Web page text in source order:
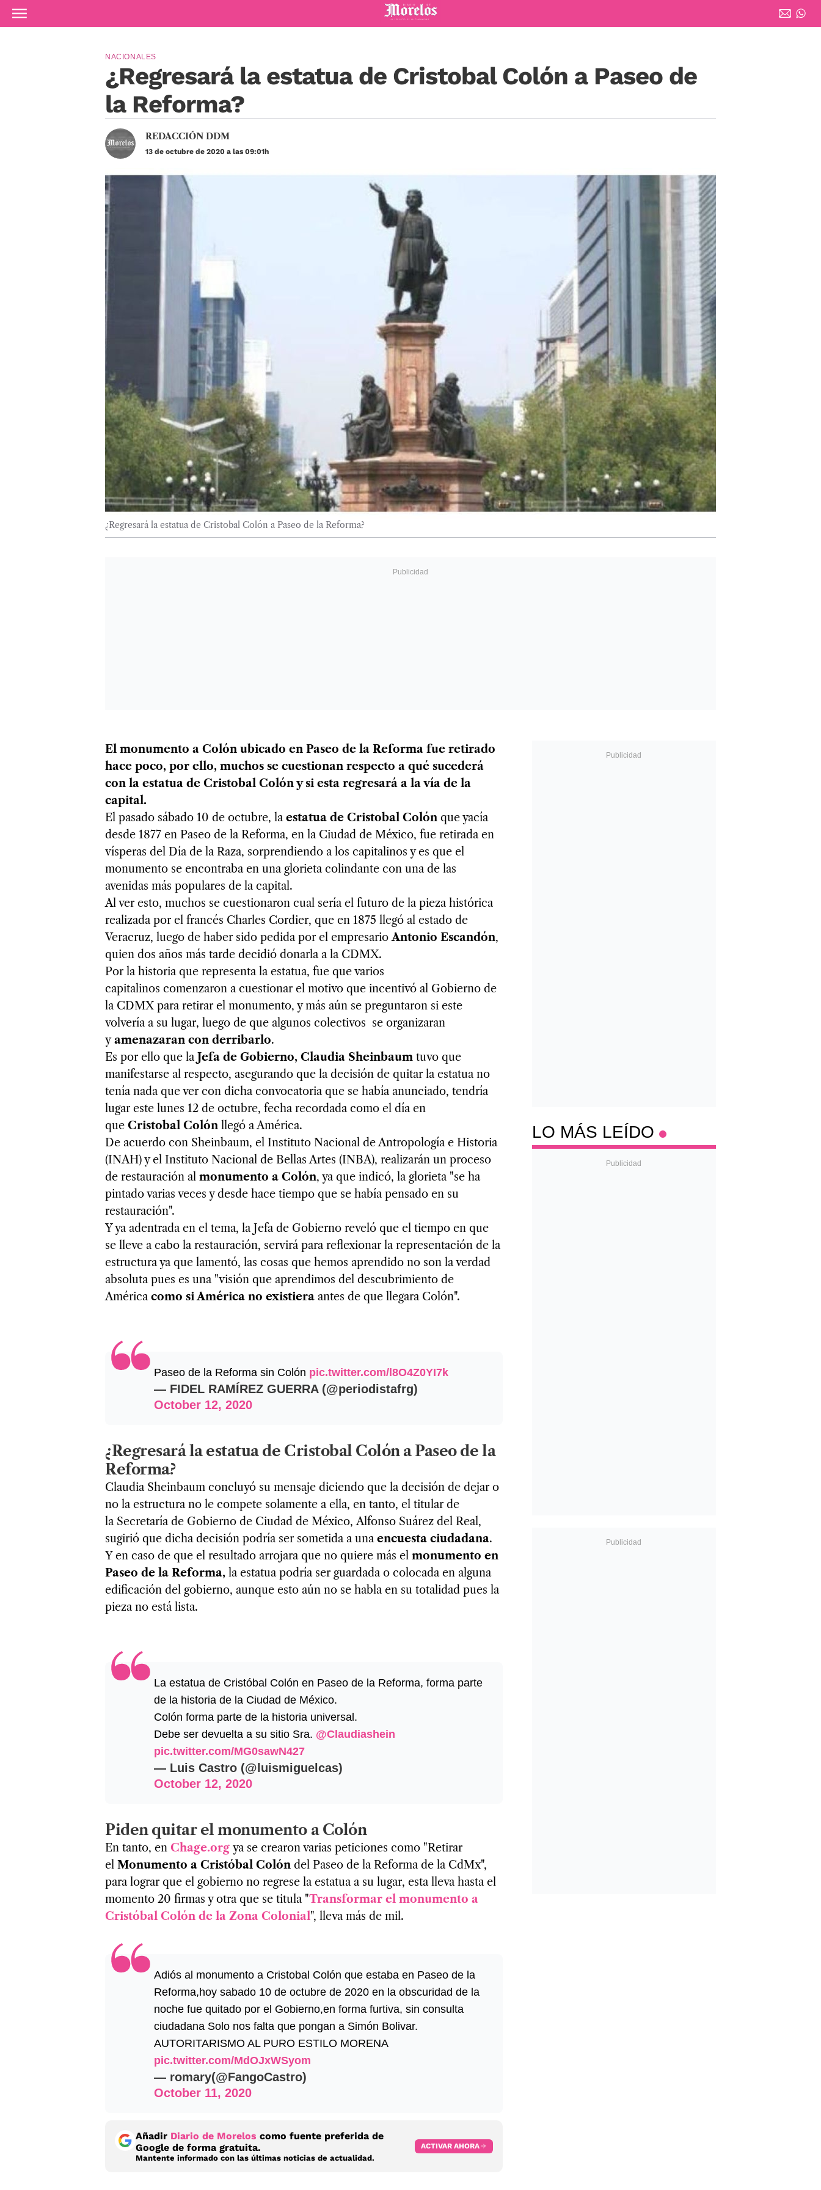
Ir al contenido principal
Diario de Morelos
¿Regresará la estatua de Cristobal Colón a Paseo de
la Reforma?
NACIONALES
REDACCIÓN DDM
13 de octubre de 2020 a las 09:01h
¿Regresará la estatua de Cristobal Colón a Paseo de la Reforma?
El monumento a Colón ubicado en Paseo de la Reforma fue retirado
hace poco, por ello, muchos se cuestionan respecto a qué sucederá
con la estatua de Cristobal Colón y si esta regresará a la vía de la
capital.
El pasado sábado 10 de octubre, la estatua de Cristobal Colón que yacía
desde 1877 en Paseo de la Reforma, en la Ciudad de México, fue retirada en
vísperas del Día de la Raza, sorprendiendo a los capitalinos y es que el
monumento se encontraba en una glorieta colindante con una de las
avenidas más populares de la capital.
Al ver esto, muchos se cuestionaron cual sería el futuro de la pieza histórica
realizada por el francés Charles Cordier, que en 1875 llegó al estado de
Veracruz, luego de haber sido pedida por el empresarioAntonio Escandón,
quien dos años más tarde decidió donarla a la CDMX.
Por la historia que representa la estatua, fue que varios
capitalinos comenzaron a cuestionar el motivo que incentivó al Gobierno de
la CDMX para retirar el monumento, y más aún se preguntaron si este
volvería a su lugar, luego de que algunos colectivos se organizaran
yamenazaran con derribarlo.
Es por ello que la Jefa de Gobierno, Claudia Sheinbaum tuvo que
manifestarse al respecto, asegurando que la decisión de quitar la estatua no
tenía nada que ver con dicha convocatoria que se había anunciado, tendría
lugar este lunes 12 de octubre, fecha recordada como el día en
que Cristobal Colón llegó a América.
De acuerdo con Sheinbaum, el Instituto Nacional de Antropología e Historia
(INAH) y el Instituto Nacional de Bellas Artes (INBA), realizarán un proceso
de restauración al monumento a Colón, ya que indicó, la glorieta "se ha
pintado varias veces y desde hace tiempo que se había pensado en su
restauración".
Y ya adentrada en el tema, la Jefa de Gobierno reveló que el tiempo en que
se lleve a cabo la restauración, servirá para reflexionar la representación de la
estructura ya que lamentó, las cosas que hemos aprendido no son la verdad
absoluta pues es una "visión que aprendimos del descubrimiento de
América como si América no existiera antes de que llegara Colón".
Paseo de la Reforma sin Colón pic.twitter.com/l8O4Z0YI7k
— FIDEL RAMÍREZ GUERRA (@periodistafrg)
October 12, 2020
¿Regresará la estatua de Cristobal Colón a Paseo de la
Reforma?
Claudia Sheinbaum concluyó su mensaje diciendo que la decisión de dejar o
no la estructura no le compete solamente a ella, en tanto, el titular de
la Secretaría de Gobierno de Ciudad de México, Alfonso Suárez del Real,
sugirió que dicha decisión podría ser sometida a una encuesta ciudadana.
Y en caso de que el resultado arrojara que no quiere más el monumento en
Paseo de la Reforma, la estatua podría ser guardada o colocada en alguna
edificación del gobierno, aunque esto aún no se habla en su totalidad pues la
pieza no está lista.
La estatua de Cristóbal Colón en Paseo de la Reforma, forma parte
de la historia de la Ciudad de México.
Colón forma parte de la historia universal.
Debe ser devuelta a su sitio Sra. @Claudiashein
pic.twitter.com/MG0sawN427
— Luis Castro (@luismiguelcas)
October 12, 2020
Piden quitar el monumento a Colón
En tanto, en Chage.org ya se crearon varias peticiones como "Retirar
el Monumento a Cristóbal Colón del Paseo de la Reforma de la CdMx",
para lograr que el gobierno no regrese la estatua a su lugar, esta lleva hasta el
momento 20 firmas y otra que se titula "Transformar el monumento a
Cristóbal Colón de la Zona Colonial", lleva más de mil.
Adiós al monumento a Cristobal Colón que estaba en Paseo de la
Reforma,hoy sabado 10 de octubre de 2020 en la obscuridad de la
noche fue quitado por el Gobierno,en forma furtiva, sin consulta
ciudadana Solo nos falta que pongan a Simón Bolivar.
AUTORITARISMO AL PURO ESTILO MORENA
pic.twitter.com/MdOJxWSyom
— romary(@FangoCastro)
October 11, 2020
Añadir Diario de Morelos como fuente preferida de
Google de forma gratuita.
Mantente informado con las últimas noticias de actualidad.
ACTIVAR AHORA
LO MÁS LEÍDO